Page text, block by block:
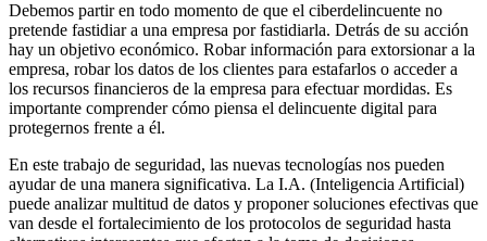
Debemos partir en todo momento de que el ciberdelincuente no
pretende fastidiar a una empresa por fastidiarla. Detrás de su acción
hay un objetivo económico. Robar información para extorsionar a la
empresa, robar los datos de los clientes para estafarlos o acceder a
los recursos financieros de la empresa para efectuar mordidas. Es
importante comprender cómo piensa el delincuente digital para
protegernos frente a él.
En este trabajo de seguridad, las nuevas tecnologías nos pueden
ayudar de una manera significativa. La I.A. (Inteligencia Artificial)
puede analizar multitud de datos y proponer soluciones efectivas que
van desde el fortalecimiento de los protocolos de seguridad hasta